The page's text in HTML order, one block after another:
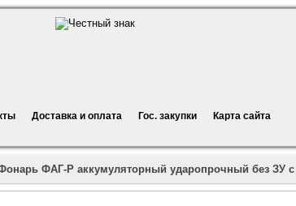
Доставка и оплата Гос. закупки Карта сайта
ФАГ-Р аккумуляторный ударопрочный без ЗУ с